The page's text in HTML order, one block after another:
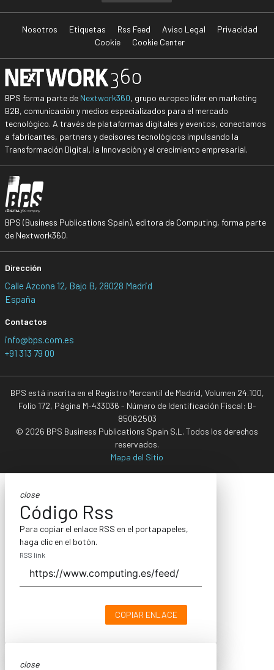
Nosotros Etiquetas Rss Feed Aviso Legal
Privacidad
Cookie
Cookie Center
BPS forma parte de Nextwork360, grupo europeo líder en marketing
B2B, comunicación y medios especializados para el mercado
tecnológico. A través de plataformas digitales y eventos, conectamos
a fabricantes, partners y decisores tecnológicos impulsando la
Transformación Digital, la Innovación y el crecimiento empresarial.
BPS (Business Publications Spain), editora de Computing, forma parte
de Nextwork360.
Dirección
Calle Azcona 12, Bajo B, 28028 Madrid
España
Contactos
info@bps.com.es
+91 313 79 00
BPS está inscrita en el Registro Mercantil de Madrid, Volumen 24.100,
Folio 172, Página M-433036 - Número de Identificación Fiscal: B-
85062503
© 2026 BPS Business Publications Spain S.L. Todos los derechos
reservados.
Mapa del Sitio
close
Código Rss
Para copiar el enlace RSS en el portapapeles,
haga clic en el botón.
RSS link
COPIAR ENLACE
close